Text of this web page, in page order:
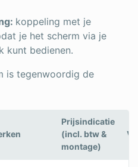
koppeling met je
je het scherm via je
kunt bedienen.
is tegenwoordig de
Prijsindicatie
(incl. btw &
montage)